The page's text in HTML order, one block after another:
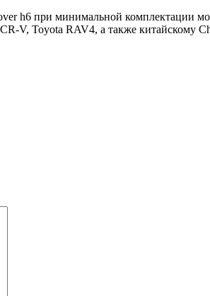
h6 при минимальной комплектации
V, Toyota RAV4, а также китайскому